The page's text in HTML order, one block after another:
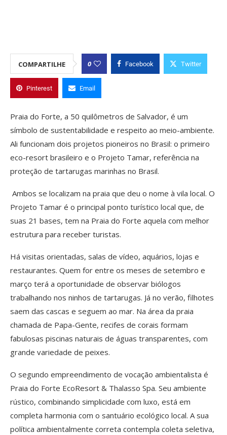
COMPARTILHE 0 Facebook Twitter
Pinterest Email
Praia do Forte, a 50 quilômetros de Salvador, é um
símbolo de sustentabilidade e respeito ao meio-ambiente.
Ali funcionam dois projetos pioneiros no Brasil: o primeiro
eco-resort brasileiro e o Projeto Tamar, referência na
proteção de tartarugas marinhas no Brasil.
Ambos se localizam na praia que deu o nome à vila local. O
Projeto Tamar é o principal ponto turístico local que, de
suas 21 bases, tem na Praia do Forte aquela com melhor
estrutura para receber turistas.
Há visitas orientadas, salas de vídeo, aquários, lojas e
restaurantes. Quem for entre os meses de setembro e
março terá a oportunidade de observar biólogos
trabalhando nos ninhos de tartarugas. Já no verão, filhotes
saem das cascas e seguem ao mar. Na área da praia
chamada de Papa-Gente, recifes de corais formam
fabulosas piscinas naturais de águas transparentes, com
grande variedade de peixes.
O segundo empreendimento de vocação ambientalista é
Praia do Forte EcoResort & Thalasso Spa. Seu ambiente
rústico, combinando simplicidade com luxo, está em
completa harmonia com o santuário ecológico local. A sua
política ambientalmente correta contempla coleta seletiva,